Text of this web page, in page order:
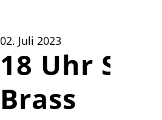
02. Juli 2023
18 Uhr
Brass